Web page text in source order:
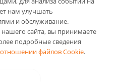
нам улучшать
и обслуживание.
сайта, вы принимаете
подробные сведения
файлов Cookie.